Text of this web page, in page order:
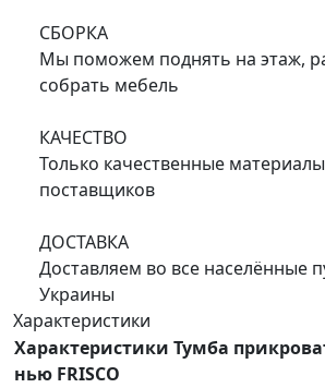
СБОРКА
Мы поможем поднять на этаж,
собрать мебель
КАЧЕСТВО
Только качественные
поставщиков
ДОСТАВКА
Доставляем во все населённые
Украины
Характеристики
Характеристики Тумба
нью FRISCO